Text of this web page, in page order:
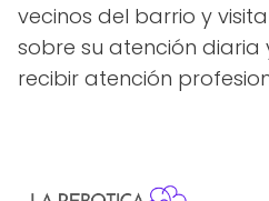
vecinos del barrio y
sobre su atención
recibir atención